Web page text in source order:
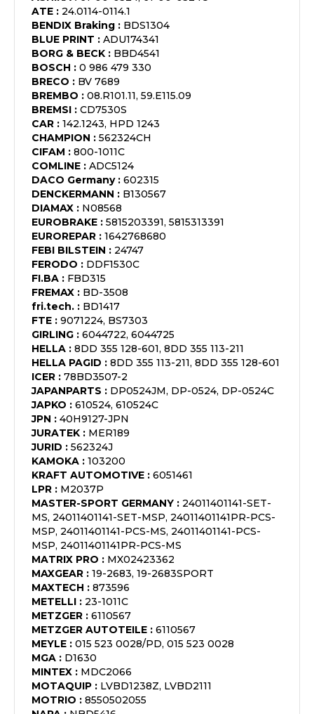
ATE : 24.0114-0114.1
BENDIX Braking : BDS1304
BLUE PRINT : ADU174341
BORG & BECK : BBD4541
BOSCH : 0 986 479 330
BRECO : BV 7689
BREMBO : 08.R101.11, 59.E115.09
BREMSI : CD7530S
CAR : 142.1243, HPD 1243
CHAMPION : 562324CH
CIFAM : 800-1011C
COMLINE : ADC5124
DACO Germany: 602315
DENCKERMANN : B130567
DIAMAX : N08568
EUROBRAKE : 5815203391, 5815313391
EUROREPAR : 1642768680
FEBI BILSTEIN : 24747
FERODO : DDF1530C
FI.BA : FBD315
FREMAX : BD-3508
fri.tech. : BD1417
FTE : 9071224, BS7303
GIRLING : 6044722, 6044725
HELLA : 8DD 355 128-601, 8DD 355 113-211
HELLA PAGID : 8DD 355 113-211, 8DD 355 128-601
ICER : 78BD3507-2
JAPANPARTS : DP0524JM, DP-0524, DP-0524C
JAPKO : 610524, 610524C
JPN : 40H9127-JPN
JURATEK : MER189
JURID : 562324J
KAMOKA : 103200
KRAFT AUTOMOTIVE : 6051461
LPR : M2037P
MASTER-SPORT GERMANY : 24011401141-SET-
MS, 24011401141-SET-MSP, 24011401141PR-PCS-
MSP, 24011401141-PCS-MS, 24011401141-PCS-
MSP, 24011401141PR-PCS-MS
MATRIX PRO : MX02423362
MAXGEAR : 19-2683, 19-2683SPORT
MAXTECH : 873596
METELLI : 23-1011C
METZGER : 6110567
METZGER AUTOTEILE : 6110567
MEYLE : 015 523 0028/PD, 015 523 0028
MGA : D1630
MINTEX : MDC2066
MOTAQUIP : LVBD1238Z, LVBD2111
MOTRIO : 8550502055